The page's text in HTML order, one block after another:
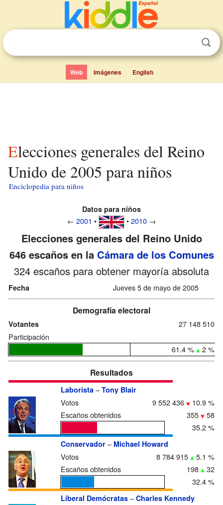
Web Imágenes English
Elecciones generales del Reino
Unido de 2005 para niños
Enciclopedia para niños
Datos para niños
← 2001 • •2010 →
Elecciones generales del Reino Unido
646 escaños en la Cámara de los Comunes
324 escaños para obtener mayoría absoluta
Fecha Jueves 5 de mayo de 2005
Demografía electoral
Votantes
27 148 510
Participación
61.4 %
2 %
Resultados
Laborista – Tony Blair
Votos 9 552 436
10.9 %
Escaños obtenidos
355
58
35.2 %
Conservador – Michael Howard
Votos 8 784 915
5.1 %
Escaños obtenidos
198
32
32.4 %
Liberal Demócratas – Charles Kennedy